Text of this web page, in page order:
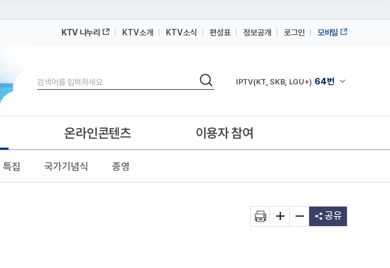
KTV 나누리 KTV소개 KTV소식 편성표 정보공개 로그인 모바일
검색
검색 채널안내 펼쳐
IPTV(KT, SKB, LGU+) 64번
IPTV(KT, SKB, LGU+)
특집 국가기념식 종영
온라인콘텐츠 이용자 참여
공유